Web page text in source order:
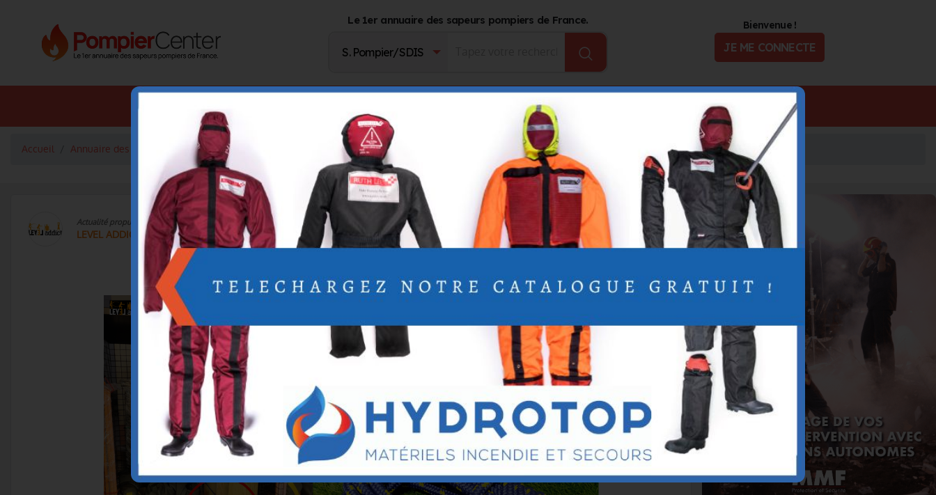
Le 1er annuaire des sapeurs pompiers de France. Bienvenue !
JE ME CONNECTE
Journal d'actualité Offres d'Emploi
Accueil Annuaire des fournisseurs Sport Corde de tirage pour Parcours Professionnel Adapté (PPA)
Actualité propulsée par
LEVEL ADDICT
Corde de tirage pour Parcours Professionnel Adapté (PPA)